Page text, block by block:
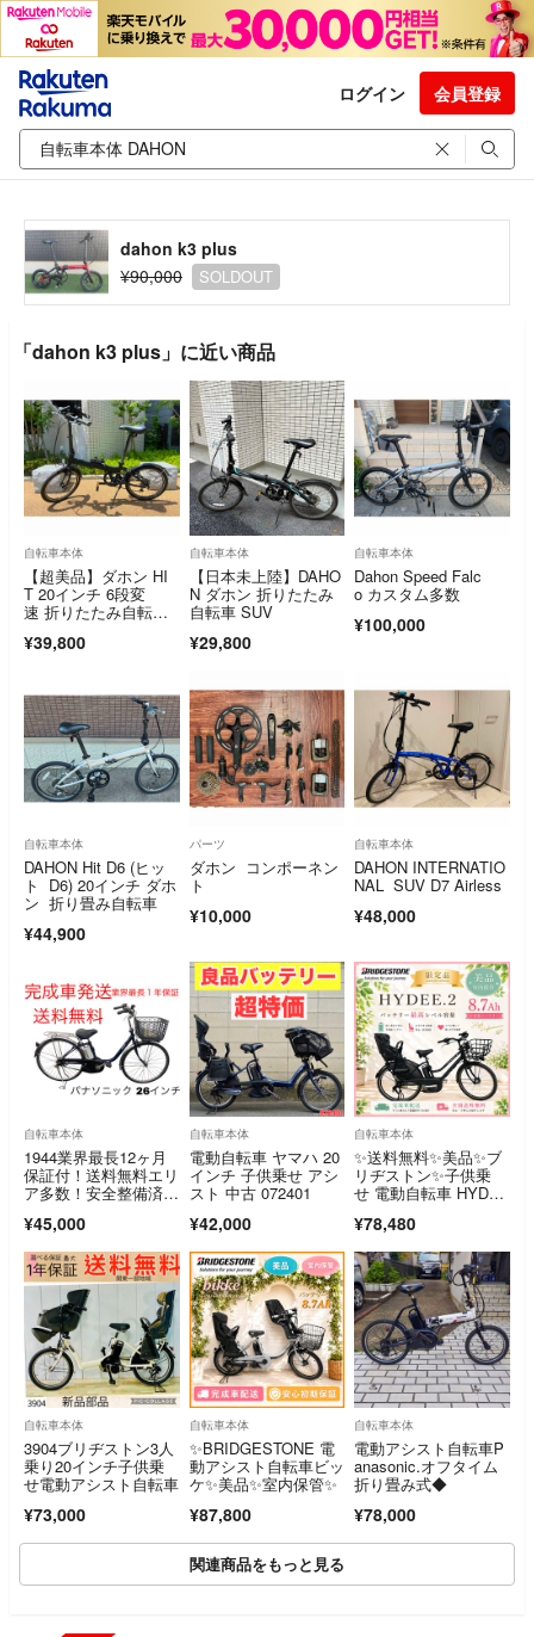
ログイン 会員登録
dahon k3 plus
¥90,000
SOLDOUT
「dahon k3 plus」に近い商品
自転車本体
【超美品】ダホン HI
T 20インチ 6段変
速 折りたたみ自転
¥39,800
自転車本体
【日本未上陸】DAHO
N ダホン 折りたたみ
自転車 SUV
¥29,800
自転車本体
Dahon Speed Falc
o カスタム多数
¥100,000
自転車本体
DAHON Hit D6 (ヒッ
ト D6) 20インチ ダホ
ン 折り畳み自転車
¥44,900
パーツ
ダホン コンポーネン
ト
¥10,000
自転車本体
DAHON INTERNATIO
NAL SUV D7 Airless
¥48,000
自転車本体
1944業界最長12ヶ月
保証付！送料無料エリ
ア多数！安全整備済
¥45,000
自転車本体
電動自転車 ヤマハ 20
インチ 子供乗せ アシ
スト 中古 072401
¥42,000
自転車本体
✨送料無料✨美品✨ブ
リヂストン✨子供乗
せ 電動自転車 HYDE
¥78,480
自転車本体
3904ブリヂストン3人
乗り20インチ子供乗
せ電動アシスト自転車
¥73,000
自転車本体
✨BRIDGESTONE 電
動アシスト自転車ビッ
ケ✨美品✨室内保管✨
¥87,800
自転車本体
電動アシスト自転車P
anasonic.オフタイム
折り畳み式◆
¥78,000
関連商品をもっと見る